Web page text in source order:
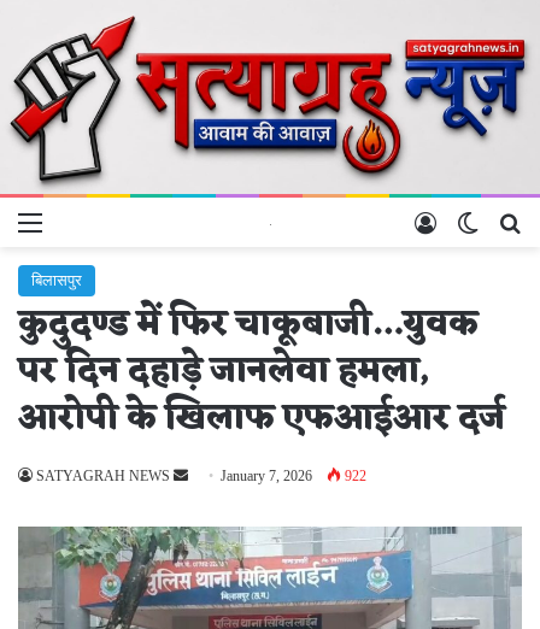
Menu Switch
Log In
बिलासपुर
कुदुदण्ड में फिर चाकूबाजी…युवक
पर दिन दहाड़े जानलेवा हमला,
आरोपी के खिलाफ एफआईआर दर्ज
SATYAGRAH NEWS
Send
email
January 7, 2026 922